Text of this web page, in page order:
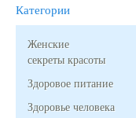
Категории
Женские
секреты красоты
Здоровое питание
Здоровье человека